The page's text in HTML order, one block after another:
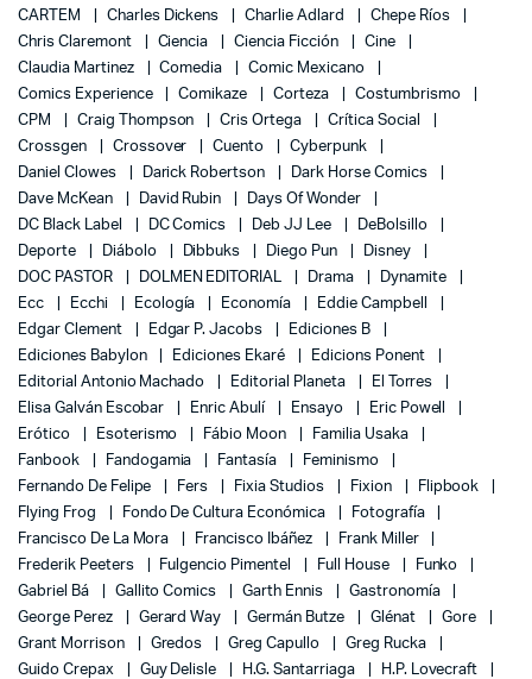
CARTEM
Charles Dickens Charlie Adlard
Chepe Ríos
Chris Claremont
Ciencia Ciencia Ficción
Cine
Claudia Martinez
Comedia
Comic Mexicano
Comics Experience
Comikaze Corteza
Costumbrismo
CPM
Craig Thompson Cris Ortega
Crítica Social
Crossgen
Crossover Cuento
Cyberpunk
Daniel Clowes
Darick Robertson
Dark Horse Comics
Dave McKean
David Rubin
Days Of Wonder
DC Black Label
DC Comics Deb JJ Lee
DeBolsillo
Deporte
Diábolo Dibbuks Diego Pun
Disney
DOC PASTOR
DOLMEN EDITORIAL Drama
Dynamite
Ecc
Ecchi Ecología Economía
Eddie Campbell
Edgar Clement
Edgar P. Jacobs
Ediciones B
Ediciones Babylon
Ediciones Ekaré
Edicions Ponent
Editorial Antonio Machado
Editorial Planeta
El Torres
Elisa Galván Escobar
Enric Abulí Ensayo
Eric Powell
Erótico
Esoterismo Fábio Moon
Familia Usaka
Fanbook
Fandogamia Fantasía
Feminismo
Fernando De Felipe
Fers Fixia Studios Fixion
Flipbook
Flying Frog
Fondo De Cultura Económica
Fotografía
Francisco De La Mora
Francisco Ibáñez
Frank Miller
Frederik Peeters
Fulgencio Pimentel Full House
Funko
Gabriel Bá
Gallito Comics Garth Ennis
Gastronomía
George Perez
Gerard Way Germán Butze Glénat
Gore
Grant Morrison
Gredos Greg Capullo
Greg Rucka
Guido Crepax
Guy Delisle H.G. Santarriaga
H.P. Lovecraft